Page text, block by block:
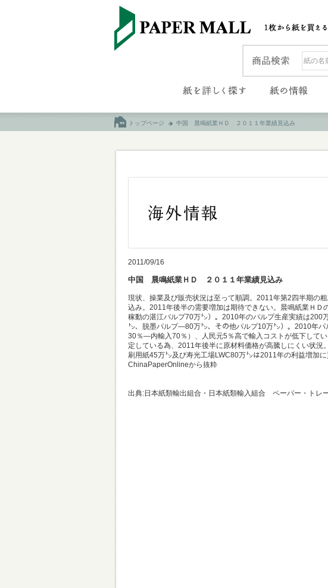
トップページ 中国 晨鳴紙業ＨＤ ２０１１年業績見込み
2011/09/16
中国 晨鳴紙業ＨＤ ２０１１年業績見込み
現状、操業及び販売状況は至って順調。2011年第2四半期の
込み。2011年後半の需要増加は期待できない。晨鳴紙業ＨＤ
稼動の湛江パルプ70万㌧）。2010年のパルプ生産実績は
㌧、脱墨パルプ―80万㌧、その他パルプ10万㌧）。2010年
30％―内輸入70％）、人民元5％高で輸入コストが低下して
定している為、2011年後半に原材料価格が高騰しにくい状況
刷用紙45万㌧及び寿光工場LWC80万㌧は2011年の利益増加
ChinaPaperOnlineから抜粋
出典:日本紙類輸出組合・日本紙類輸入組合 ペーパー・ト